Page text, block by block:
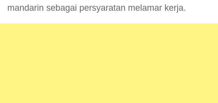
mandarin sebagai persyaratan melamar kerja.